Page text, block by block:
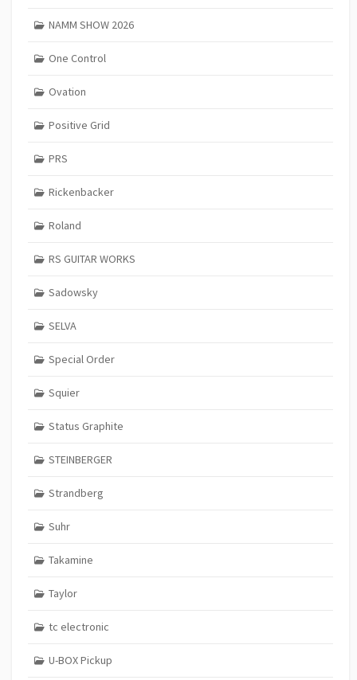
NAMM SHOW 2026
One Control
Ovation
Positive Grid
PRS
Rickenbacker
Roland
RS GUITAR WORKS
Sadowsky
SELVA
Special Order
Squier
Status Graphite
STEINBERGER
Strandberg
Suhr
Takamine
Taylor
tc electronic
U-BOX Pickup